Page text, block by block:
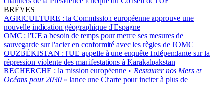
BRÈVES
AGRICULTURE : la Commission européenne approuve une
nouvelle indication géographique d'Espagne
OMC : l'UE a besoin de temps pour mettre ses mesures de
sauvegarde sur l'acier en conformité avec les règles de l'OMC
OUZBÉKISTAN : l'UE appelle à une enquête indépendante sur la
répression violente des manifestations à Karakalpakstan
RECHERCHE : la mission européenne « Restaurer nos Mers et
Océans pour 2030 » lance une Charte pour inciter à plus de